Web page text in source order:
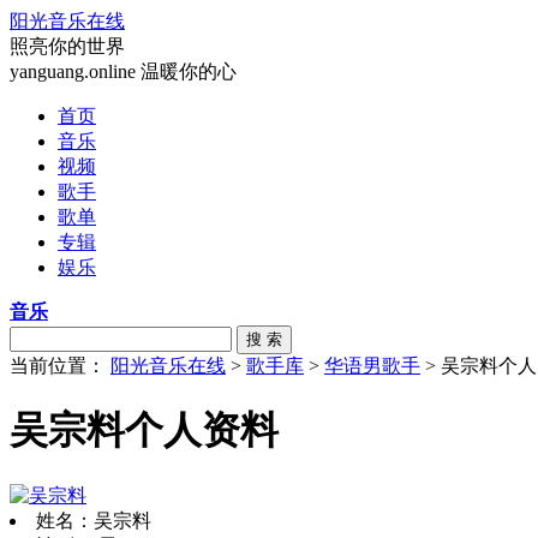
阳光音乐在线
照亮你的世界
yanguang.online 温暖你的心
首页
音乐
视频
歌手
歌单
专辑
娱乐
音乐
搜 索
当前位置： 阳光音乐在线 > 歌手库 > 华语男歌手 > 吴宗料个
吴宗料个人资料
姓名：吴宗料